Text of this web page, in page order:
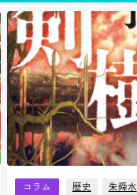
コラム 歴史 朱舜水